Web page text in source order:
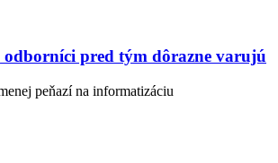
pred tým dôrazne varujú
peňazí na informatizáciu